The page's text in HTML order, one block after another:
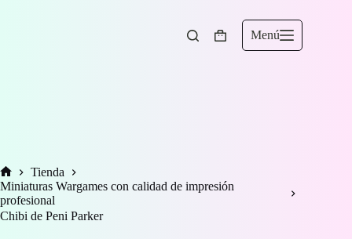
Carro
Menú
Inicio
Tienda
Miniaturas Wargames con calidad de impresión
profesional
Chibi de Peni Parker